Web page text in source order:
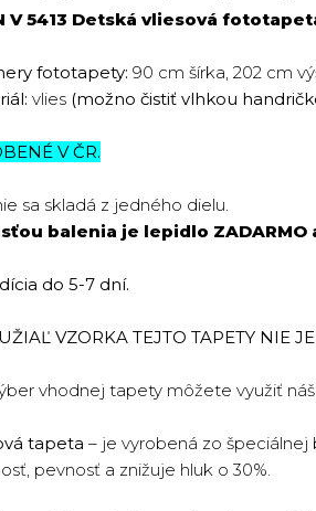
V 5413 Detská vliesová
fototapety: 90 cm šírka, 202 cm
vlies (možno čistiť vlhkou
V ČR.
sa skladá z jedného dielu.
balenia je lepidlo ZADARMO
do 5-7 dní.
VZORKA TEJTO TAPETY NIE
vhodnej tapety môžete využiť náš
tapeta – je vyrobená zo
pevnosť a znižuje hluk o 30%.